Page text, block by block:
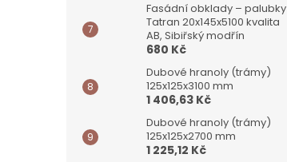
Fasádní obklady – palubky
Tatran 20x145x5100 kvalita
AB, Sibiřský modřín
680 Kč
Dubové hranoly (trámy)
125x125x3100 mm
1 406,63 Kč
Dubové hranoly (trámy)
125x125x2700 mm
1 225,12 Kč